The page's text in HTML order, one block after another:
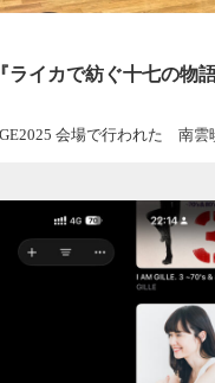
ライカで紡ぐ十七の物
会場で行われた 南雲